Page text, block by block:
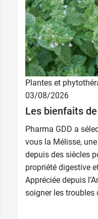
5 CH 2,59 €
7 CH 2,59 €
9 CH 2,59 €
30 CH 2,59 €
Plantes et
03/08/2026
Les bienfaits
Pharma GDD a
vous la Mélisse,
depuis des siècles
propriété digestive
Appréciée depuis
soigner les troubles